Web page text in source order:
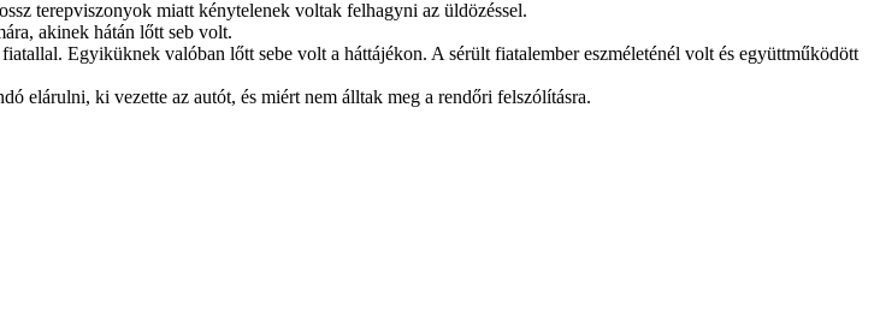
terepviszonyok miatt kénytelenek voltak felhagyni az üldözéssel.
akinek hátán lőtt seb volt.
Egyiküknek valóban lőtt sebe volt a háttájékon. A sérült fiatalember eszméleténél volt és együttműködött
elárulni, ki vezette az autót, és miért nem álltak meg a rendőri felszólításra.